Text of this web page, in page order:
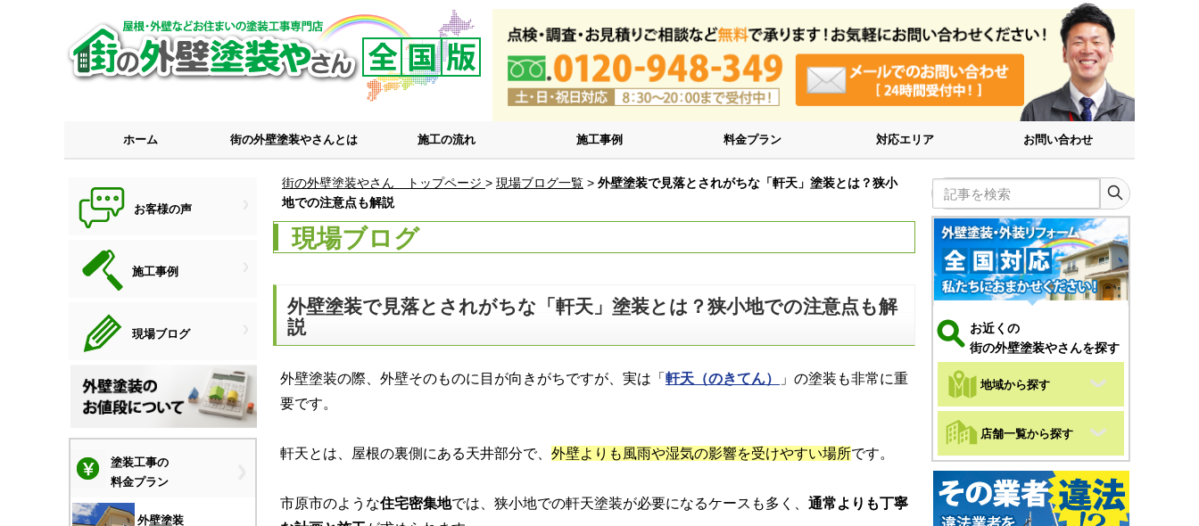
ホーム 街の外壁塗装やさんとは 施工の流れ 施工事例 料金プラン 対応エリア お問い合わせ
お客様の声
施工事例
現場ブログ
塗装工事の
料金プラン
外壁塗装
街の外壁塗装やさん トップページ > 現場ブログ一覧 > 外壁塗装で見落とされがちな「軒天」塗装とは？狭小
地での注意点も解説
現場ブログ
外壁塗装で見落とされがちな「軒天」塗装とは？狭小地での注意点も解
説
外壁塗装の際、外壁そのものに目が向きがちですが、実は「 軒天（のきてん）
」の塗装も非常に重
要です。
軒天とは、屋根の裏側にある天井部分で、 外壁よりも風雨や湿気の影響を受けやすい場所です。
市原市のような住宅密集地では、狭小地での軒天塗装が必要になるケースも多く、 通常よりも丁寧
記事を検索
お近くの
街の外壁塗装やさんを探す
地域から探す
店舗一覧から探す